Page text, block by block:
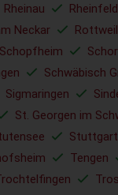
Rheinau
Neckar Rottweil
Schopfheim
Schwäbisch
Sigmaringen
St. Georgen im
Stuttgart
Tengen